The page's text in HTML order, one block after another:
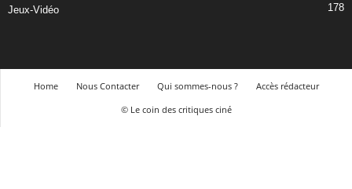
Jeux-Vidéo 178
Home Nous Contacter Qui sommes-nous ?
Accès rédacteur
© Le coin des critiques ciné